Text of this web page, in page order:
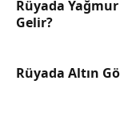
Rüyada Yağmur
Gelir?
Rüyada Altın